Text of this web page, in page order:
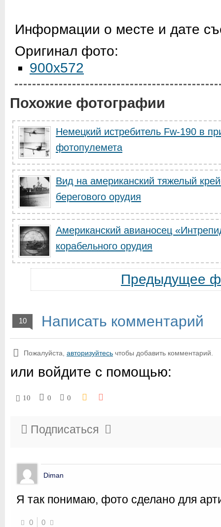
Информации о месте и дате
Оригинал фото:
900x572
Похожие фотографии
Немецкий истребитель Fw-190 в
фотопулемета
Вид на американский тяжелый
берегового орудия
Американский авианосец
корабельного орудия
Предыдущее
10 Написать комментарий
Пожалуйста, авторизуйтесь чтобы добавить комментарий.
или войдите с помощью:
10 0 0
Подписаться
Diman
Я так понимаю, фото сделано для
0 0